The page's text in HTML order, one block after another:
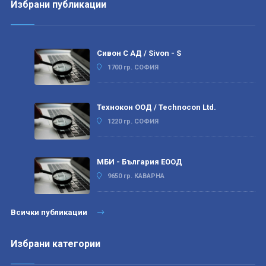
Избрани публикации
Сивон С АД / Sivon - S
1700 гр. СОФИЯ
Технокон ООД / Technocon Ltd.
1220 гр. СОФИЯ
МБИ - България ЕООД
9650 гр. КАВАРНА
Всички публикации
Избрани категории